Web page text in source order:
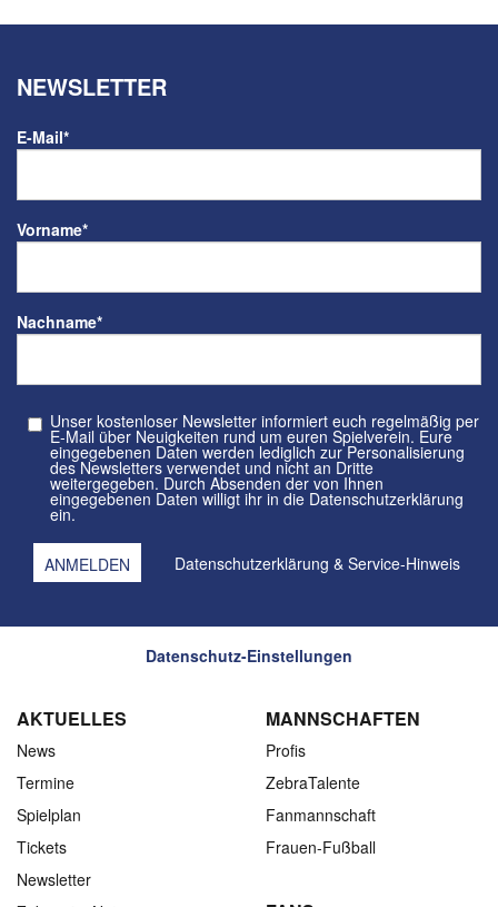
NEWSLETTER
E-Mail*
Vorname*
Nachname*
Unser kostenloser Newsletter informiert euch regelmäßig per
E-Mail über Neuigkeiten rund um euren Spielverein. Eure
eingegebenen Daten werden lediglich zur Personalisierung
des Newsletters verwendet und nicht an Dritte
weitergegeben. Durch Absenden der von Ihnen
eingegebenen Daten willigt ihr in die Datenschutzerklärung
ein.
Datenschutzerklärung & Service-Hinweis
Datenschutz-Einstellungen
AKTUELLES
News
Termine
Spielplan
Tickets
Newsletter
MANNSCHAFTEN
Profis
ZebraTalente
Fanmannschaft
Frauen-Fußball